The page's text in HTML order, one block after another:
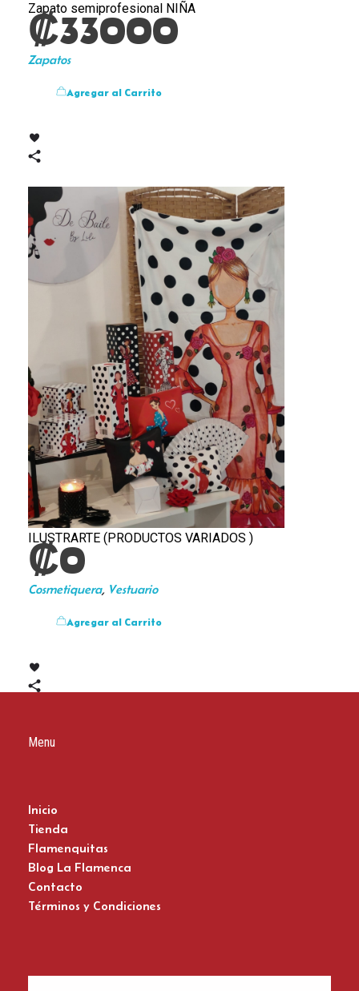
Zapato semiprofesional NIÑA
₡33000
Zapatos
Agregar al Carrito
ILUSTRARTE (PRODUCTOS VARIADOS )
₡0
Cosmetiquera, Vestuario
Agregar al Carrito
Menu
Inicio
Tienda
Flamenquitas
Blog La Flamenca
Contacto
Términos y Condiciones
Zapatos del Flamenco